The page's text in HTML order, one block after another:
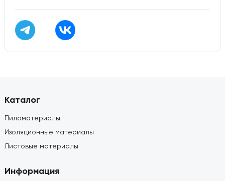
Каталог
Пиломатериалы
Изоляционные материалы
Листовые материалы
Информация